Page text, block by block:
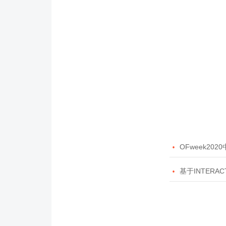
 OFweek2020
 基于